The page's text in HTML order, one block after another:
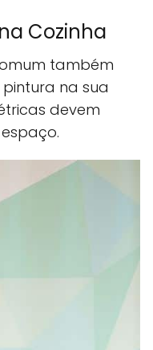
Cozinha
também
na sua
devem